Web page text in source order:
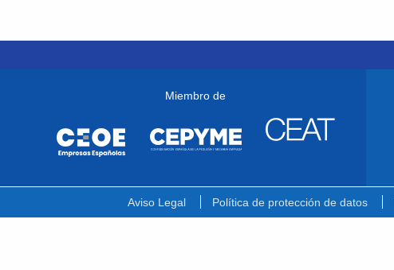
Miembro de
Aviso Legal Política de protección de datos